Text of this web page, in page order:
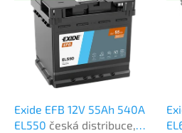
Exide EFB 12V 55Ah 540A
EL550 česká distribuce,